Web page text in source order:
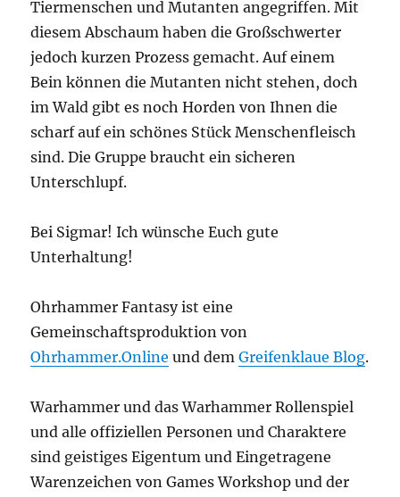
Tiermenschen und Mutanten angegriffen. Mit
diesem Abschaum haben die Großschwerter
jedoch kurzen Prozess gemacht. Auf einem
Bein können die Mutanten nicht stehen, doch
im Wald gibt es noch Horden von Ihnen die
scharf auf ein schönes Stück Menschenfleisch
sind. Die Gruppe braucht ein sicheren
Unterschlupf.
Bei Sigmar! Ich wünsche Euch gute
Unterhaltung!
Ohrhammer Fantasy ist eine
Gemeinschaftsproduktion von
Ohrhammer.Online und demGreifenklaue Blog.
Warhammer und das Warhammer Rollenspiel
und alle offiziellen Personen und Charaktere
sind geistiges Eigentum und Eingetragene
Warenzeichen von Games Workshop und der